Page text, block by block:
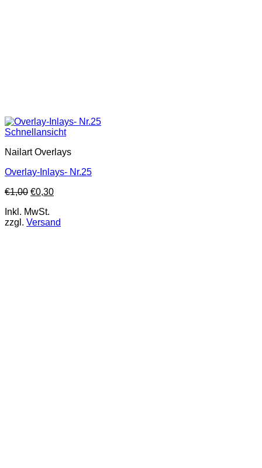
Schnellansicht
Nailart Overlays
Overlay-Inlays- Nr.25
€1,00 €0,30
Inkl. MwSt.
zzgl. Versand